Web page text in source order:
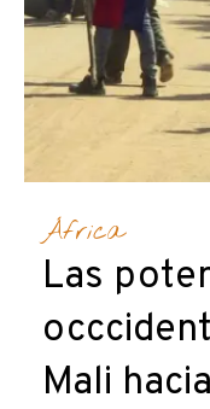
África
Las
Mali